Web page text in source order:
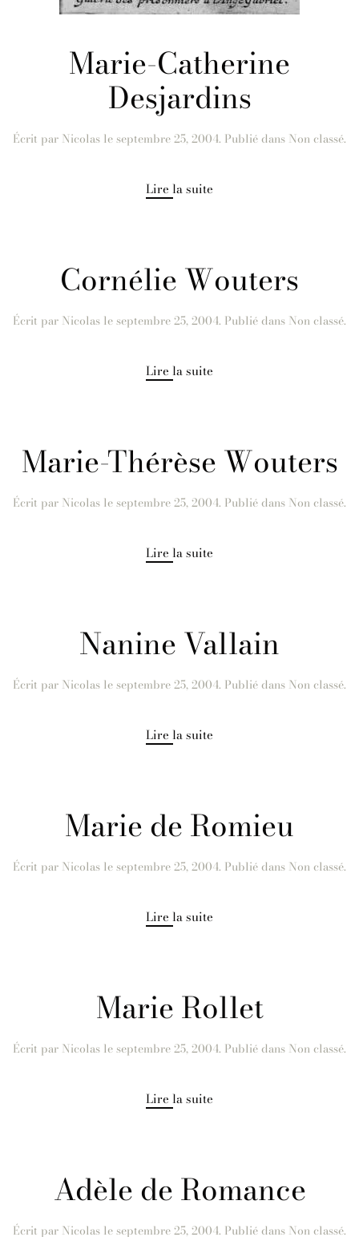
Marie-Catherine
Desjardins
Écrit par Nicolas leseptembre 25, 2004. Publié dans Non classé.
Lire la suite
Cornélie Wouters
Écrit par Nicolas leseptembre 25, 2004. Publié dans Non classé.
Lire la suite
Marie-Thérèse Wouters
Écrit par Nicolas leseptembre 25, 2004. Publié dans Non classé.
Lire la suite
Nanine Vallain
Écrit par Nicolas leseptembre 25, 2004. Publié dans Non classé.
Lire la suite
Marie de Romieu
Écrit par Nicolas leseptembre 25, 2004. Publié dans Non classé.
Lire la suite
Marie Rollet
Écrit par Nicolas leseptembre 25, 2004. Publié dans Non classé.
Lire la suite
Adèle de Romance
Écrit par Nicolas leseptembre 25, 2004. Publié dans Non classé.